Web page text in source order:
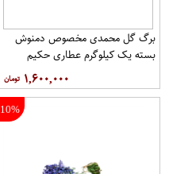
برگ گل محمدی مخصوص دمنوش
بسته یک کیلوگرم عطاری حکیم
۱,۶۰۰,۰۰۰
10%